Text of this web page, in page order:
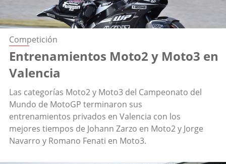
Competición
Entrenamientos Moto2 y Moto3 en
Valencia
Las categorías Moto2 y Moto3 del Campeonato del
Mundo de MotoGP terminaron sus
entrenamientos privados en Valencia con los
mejores tiempos de Johann Zarzo en Moto2 y Jorge
Navarro y Romano Fenati en Moto3.